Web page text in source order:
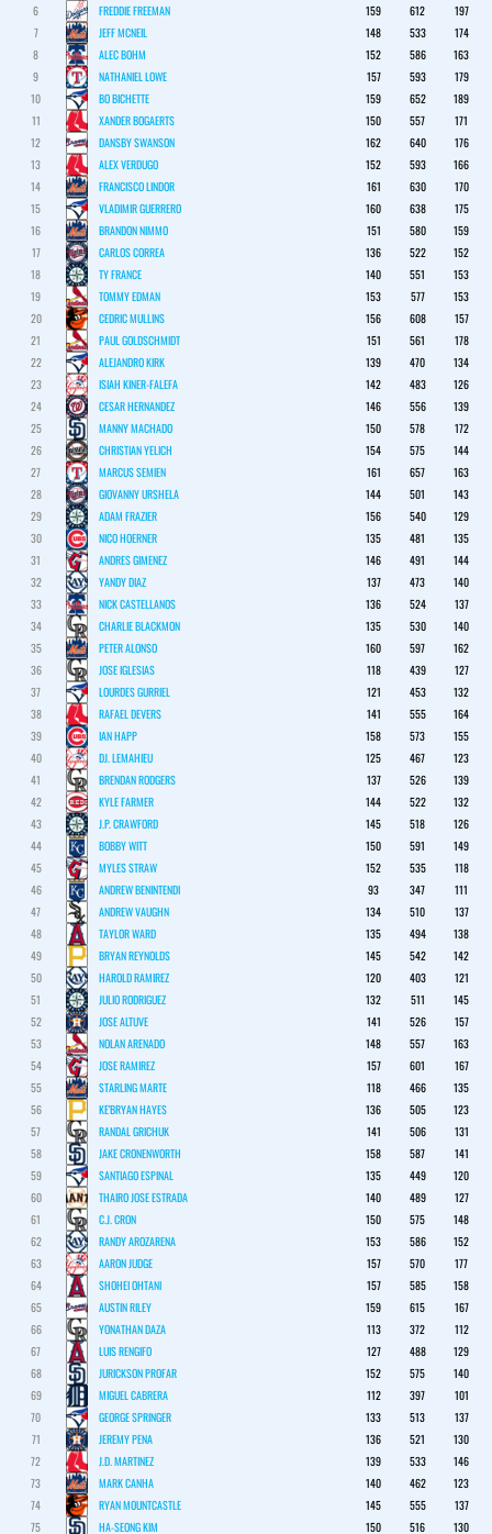
6
FREDDIE FREEMAN 159 612
197
7
JEFF MCNEIL 148 533
174
8
ALEC BOHM 152 586
163
9
NATHANIEL LOWE 157 593
179
10
BO BICHETTE 159 652
189
11
XANDER BOGAERTS 150 557
171
12
DANSBY SWANSON 162 640
176
13
ALEX VERDUGO 152 593
166
14
FRANCISCO LINDOR 161 630
170
15
VLADIMIR GUERRERO 160 638
175
16
BRANDON NIMMO 151 580
159
17
CARLOS CORREA 136 522
152
18
TY FRANCE 140 551
153
19
TOMMY EDMAN 153 577
153
20
CEDRIC MULLINS 156 608
157
21
PAUL GOLDSCHMIDT 151 561
178
22
ALEJANDRO KIRK 139 470
134
23
ISIAH KINER-FALEFA 142 483
126
24
CESAR HERNANDEZ 146 556
139
25
MANNY MACHADO 150 578
172
26
CHRISTIAN YELICH 154 575
144
27
MARCUS SEMIEN 161 657
163
28
GIOVANNY URSHELA 144 501
143
29
ADAM FRAZIER 156 540
129
30
NICO HOERNER 135 481
135
31
ANDRES GIMENEZ 146 491
144
32
YANDY DIAZ 137 473
140
33
NICK CASTELLANOS 136 524
137
34
CHARLIE BLACKMON 135 530
140
35
PETER ALONSO 160 597
162
36
JOSE IGLESIAS 118 439
127
37
LOURDES GURRIEL 121 453
132
38
RAFAEL DEVERS 141 555
164
39
IAN HAPP 158 573
155
40
DJ. LEMAHIEU 125 467
123
41
BRENDAN RODGERS 137 526
139
42
KYLE FARMER 144 522
132
43
J.P. CRAWFORD 145 518
126
44
BOBBY WITT 150 591
149
45
MYLES STRAW 152 535
118
46
ANDREW BENINTENDI 93 347
111
47
ANDREW VAUGHN 134 510
137
48
TAYLOR WARD 135 494
138
49
BRYAN REYNOLDS 145 542
142
50
HAROLD RAMIREZ 120 403
121
51
JULIO RODRIGUEZ 132 511
145
52
JOSE ALTUVE 141 526
157
53
NOLAN ARENADO 148 557
163
54
JOSE RAMIREZ 157 601
167
55
STARLING MARTE 118 466
135
56
KE'BRYAN HAYES 136 505
123
57
RANDAL GRICHUK 141 506
131
58
JAKE CRONENWORTH 158 587
141
59
SANTIAGO ESPINAL 135 449
120
60
THAIRO JOSE ESTRADA 140 489
127
61
C.J. CRON 150 575
148
62
RANDY AROZARENA 153 586
152
63
AARON JUDGE 157 570
177
64
SHOHEI OHTANI 157 585
158
65
AUSTIN RILEY 159 615
167
66
YONATHAN DAZA 113 372
112
67
LUIS RENGIFO 127 488
129
68
JURICKSON PROFAR 152 575
140
69
MIGUEL CABRERA 112 397
101
70
GEORGE SPRINGER 133 513
137
71
JEREMY PENA 136 521
130
72
J.D. MARTINEZ 139 533
146
73
MARK CANHA 140 462
123
74
RYAN MOUNTCASTLE 145 555
137
75
HA-SEONG KIM 150 516 130